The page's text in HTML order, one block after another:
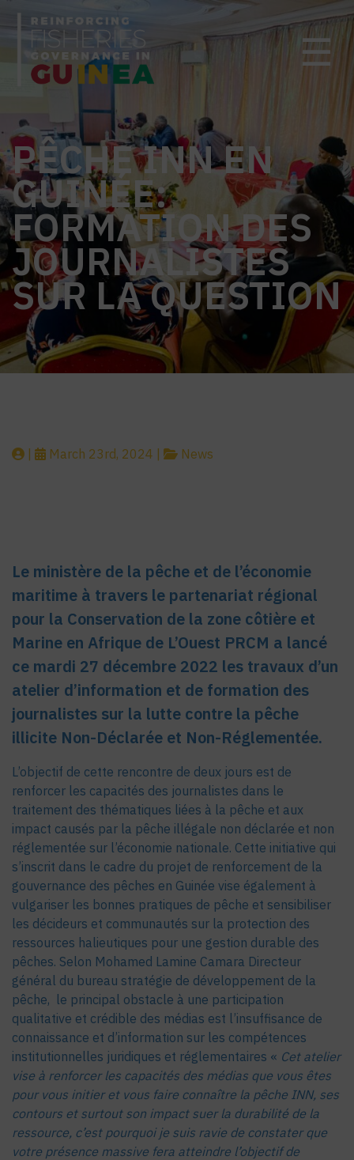
☰
PÊCHE INN EN
GUINÉE:
FORMATION DES
JOURNALISTES
SUR LA QUESTION
March 23rd, 2024 | News
Le ministère de la pêche et de l’économie
maritime à travers le partenariat régional
pour la Conservation de la zone côtière et
Marine en Afrique de L’Ouest PRCM a lancé
ce mardi 27 décembre 2022 les travaux d’un
atelier d’information et de formation des
journalistes sur la lutte contre la pêche
illicite Non-Déclarée et Non-Réglementée.
L’objectif de cette rencontre de deux jours est de
renforcer les capacités des journalistes dans le
traitement des thématiques liées à la pêche et aux
impact causés par la pêche illégale non déclarée et non
réglementée sur l’économie nationale. Cette initiative qui
s’inscrit dans le cadre du projet de renforcement de la
gouvernance des pêches en Guinée vise également à
vulgariser les bonnes pratiques de pêche et sensibiliser
les décideurs et communautés sur la protection des
ressources halieutiques pour une gestion durable des
pêches. Selon Mohamed Lamine Camara Directeur
général du bureau stratégie de développement de la
pêche, le principal obstacle à une participation
qualitative et crédible des médias est l’insuffisance de
connaissance et d’information sur les compétences
institutionnelles juridiques et réglementaires « Cet atelier
vise à renforcer les capacités des médias que vous êtes
pour vous initier et vous faire connaître la pêche INN, ses
contours et surtout son impact suer la durabilité de la
ressource, c’est pourquoi je suis ravie de constater que
votre présence massive fera atteindre l’objectif de